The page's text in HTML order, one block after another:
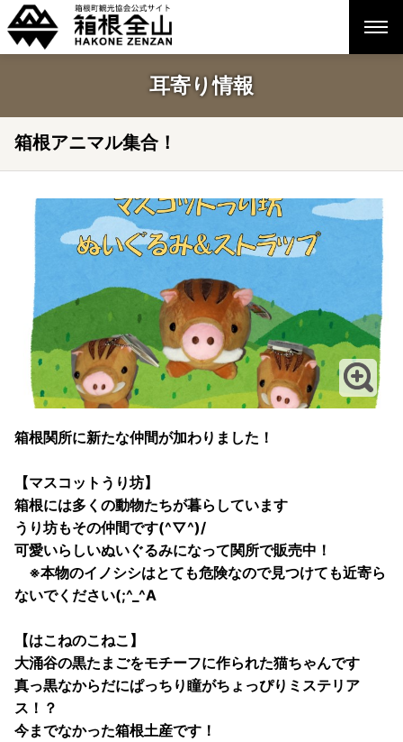
耳寄り情報
箱根アニマル集合！
箱根関所に新たな仲間が加わりました！
【マスコットうり坊】
箱根には多くの動物たちが暮らしています
うり坊もその仲間です(^▽^)/
可愛いらしいぬいぐるみになって関所で販売中！
※本物のイノシシはとても危険なので見つけても近寄ら
ないでください(;^_^A
【はこねのこねこ】
大涌谷の黒たまごをモチーフに作られた猫ちゃんです
真っ黒なからだにぱっちり瞳がちょっぴりミステリア
ス！？
今までなかった箱根土産です！